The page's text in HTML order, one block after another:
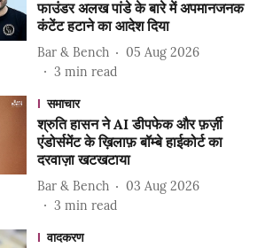
फाउंडर अलख पांडे के बारे में अपमानजनक
कंटेंट हटाने का आदेश दिया
Bar & Bench
05 Aug 2026
3 min read
समाचार
श्रुति हासन ने AI डीपफेक और फ़र्ज़ी
एंडोर्समेंट के ख़िलाफ़ बॉम्बे हाईकोर्ट का
दरवाज़ा खटखटाया
Bar & Bench
03 Aug 2026
3 min read
वादकरण